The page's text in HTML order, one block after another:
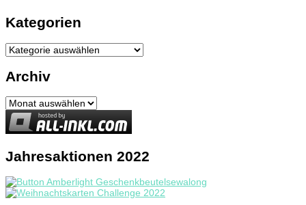
Kategorien
Kategorien
Archiv
Archiv
Jahresaktionen 2022